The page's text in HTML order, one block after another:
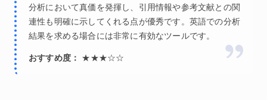
分析において真価を発揮し、引用情報や参考文献との関
連性も明確に示してくれる点が優秀です。英語での分析
結果を求める場合には非常に有効なツールです。
おすすめ度： ★★★☆☆